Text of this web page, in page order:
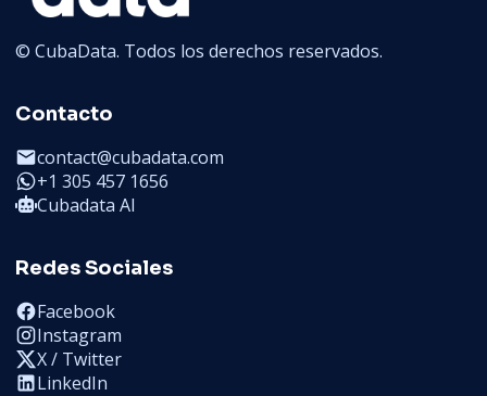
© CubaData. Todos los derechos reservados.
Contacto
contact@cubadata.com
+1 305 457 1656
Cubadata AI
Redes Sociales
Facebook
Instagram
X / Twitter
LinkedIn